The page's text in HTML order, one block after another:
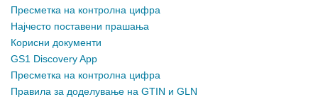
Пресметка на контролна цифра
Најчесто поставени прашања
Корисни документи
GS1 Discovery App
Пресметка на контролна цифра
Правила за доделување на GTIN и GLN